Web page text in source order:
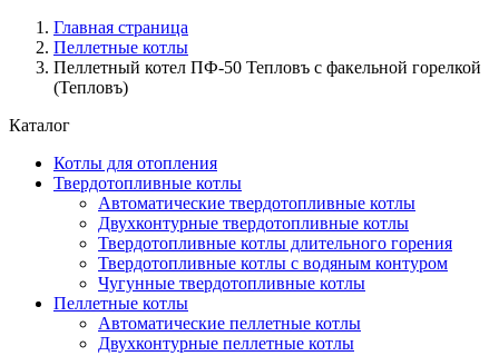
Главная страница
Пеллетные котлы
Пеллетный котел ПФ-50 Тепловъ с факельной горелкой
(Тепловъ)
Каталог
Котлы для отопления
Твердотопливные котлы
Автоматические твердотопливные котлы
Двухконтурные твердотопливные котлы
Твердотопливные котлы длительного горения
Твердотопливные котлы с водяным контуром
Чугунные твердотопливные котлы
Пеллетные котлы
Автоматические пеллетные котлы
Двухконтурные пеллетные котлы